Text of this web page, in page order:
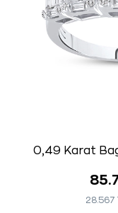
0,49 Karat
28.567